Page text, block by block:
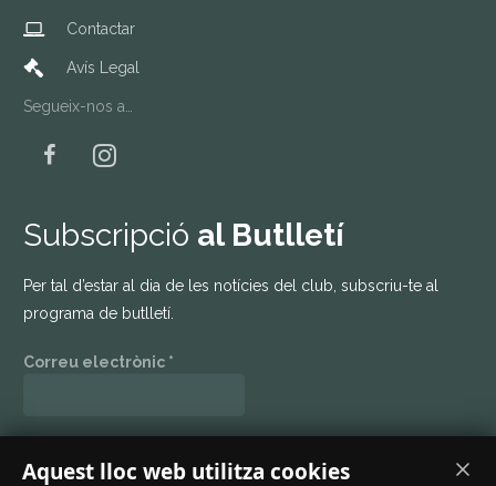
Contactar
Avís Legal
Segueix-nos a…
Subscripció al Butlletí
Per tal d’estar al dia de les notícies del club, subscriu-te al
programa de butlletí.
Correu electrònic *
privacitat.
Aquest lloc web utilitza cookies